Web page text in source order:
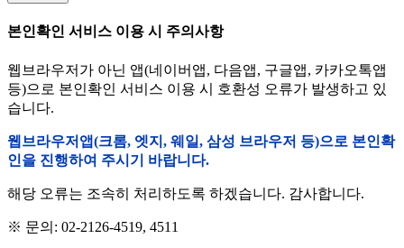
본인확인 서비스 이용 시 주의사항
웹브라우저가 아닌 앱(네이버앱, 다음앱, 구글앱, 카카오톡앱
등)으로 본인확인 서비스 이용 시 호환성 오류가 발생하고 있
습니다.
웹브라우저앱(크롬, 엣지, 웨일, 삼성 브라우저 등)으로 본인확
인을 진행하여 주시기 바랍니다.
해당 오류는 조속히 처리하도록 하겠습니다. 감사합니다.
※ 문의: 02-2126-4519, 4511